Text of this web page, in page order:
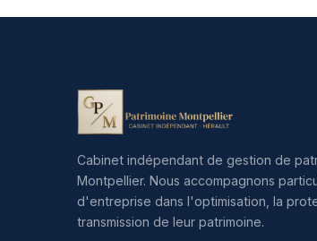
Cabinet indépendant de gestion de
Montpellier. Nous accompagnons
d'entreprise dans l'optimisation, la
transmission de leur patrimoine.